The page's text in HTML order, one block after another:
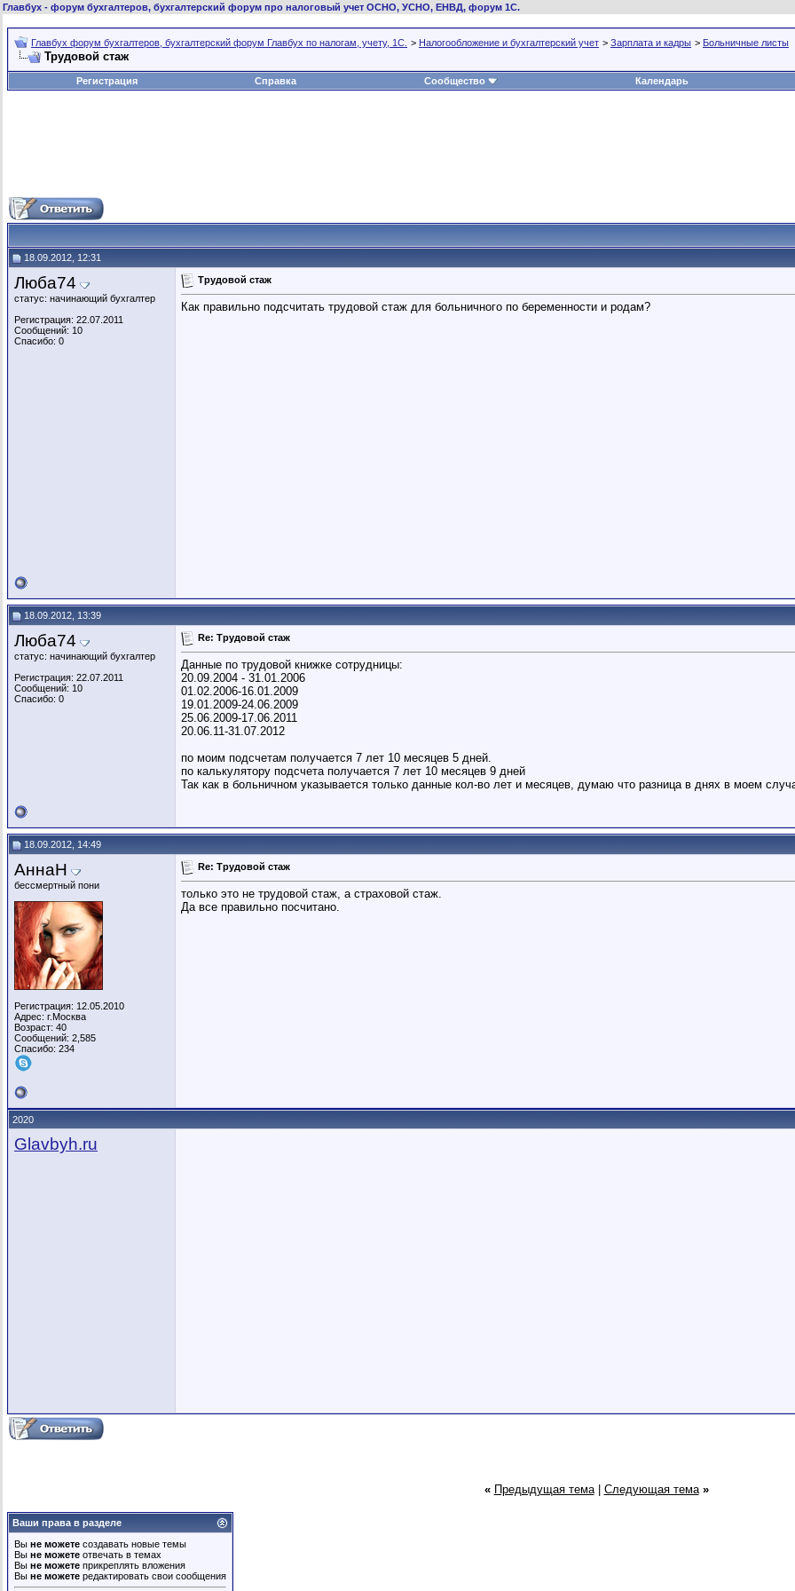
Главбух - форум бухгалтеров, бухгалтерский форум про налоговый учет ОСНО, УСНО, ЕНВД, форум 1С.
Главбух форум бухгалтеров, бухгалтерский форум Главбух по налогам, учету, 1С. > Налогообложение и бухгалтерский учет > Зарплата и кадры > Больничные листы
Трудовой стаж
Регистрация Справка Сообщество Календарь
18.09.2012, 12:31
Люба74
статус: начинающий бухгалтер
Регистрация: 22.07.2011
Сообщений: 10
Спасибо: 0
Трудовой стаж
Как правильно подсчитать трудовой стаж для больничного по беременности и родам?
18.09.2012, 13:39
Люба74
статус: начинающий бухгалтер
Регистрация: 22.07.2011
Сообщений: 10
Спасибо: 0
Re: Трудовой стаж
Данные по трудовой книжке сотрудницы:
20.09.2004 - 31.01.2006
01.02.2006-16.01.2009
19.01.2009-24.06.2009
25.06.2009-17.06.2011
20.06.11-31.07.2012
по моим подсчетам получается 7 лет 10 месяцев 5 дней.
по калькулятору подсчета получается 7 лет 10 месяцев 9 дней
Так как в больничном указывается только данные кол-во лет и месяцев, думаю что разница в днях в моем
18.09.2012, 14:49
АннаН
бессмертный пони
Регистрация: 12.05.2010
Адрес: г.Москва
Возраст: 40
Сообщений: 2,585
Спасибо: 234
Re: Трудовой стаж
только это не трудовой стаж, а страховой стаж.
Да все правильно посчитано.
2020
Glavbyh.ru
« Предыдущая тема| Следующая тема »
Ваши права в разделе
Вы не можете создавать новые темы
Вы не можете отвечать в темах
Вы не можете прикреплять вложения
Вы не можете редактировать свои сообщения